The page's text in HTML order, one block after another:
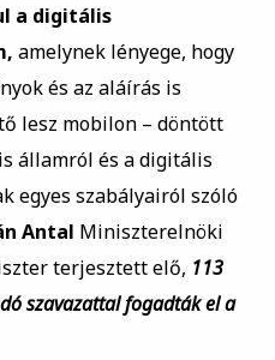
a digitális
amelynek lényege, hogy
és az aláírás is
lesz mobilon – döntött
államról és a digitális
egyes szabályairól szóló
Antal Miniszterelnöki
terjesztett elő, 113
szavazattal fogadták el a